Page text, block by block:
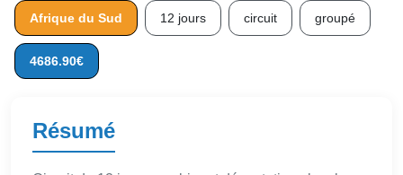
Afrique du Sud 12 jours circuit groupé
4686.90€
Résumé